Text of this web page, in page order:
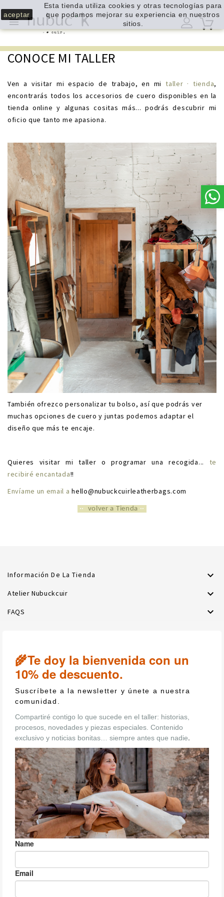

CONOCE MI TALLER
Ven a visitar mi espacio de trabajo, en mi taller · tienda,
encontrarás todos los accesorios de cuero disponibles en la
tienda online y algunas cositas más... podrás descubrir mi
oficio que tanto me apasiona.
También ofrezco personalizar tu bolso, así que podrás ver
muchas opciones de cuero y juntas podemos adaptar el
diseño que más te encaje.
Quieres visitar mi taller o programar una recogida... te
recibiré encantada!!
Envíame un email a hello@nubuckcuirleatherbags.com
·· volver a Tienda ··
Información De La Tienda 
Atelier Nubuckcuir 
FAQS 
aceptar
Esta tienda utiliza cookies y otras tecnologías para
que podamos mejorar su experiencia en nuestros
sitios.